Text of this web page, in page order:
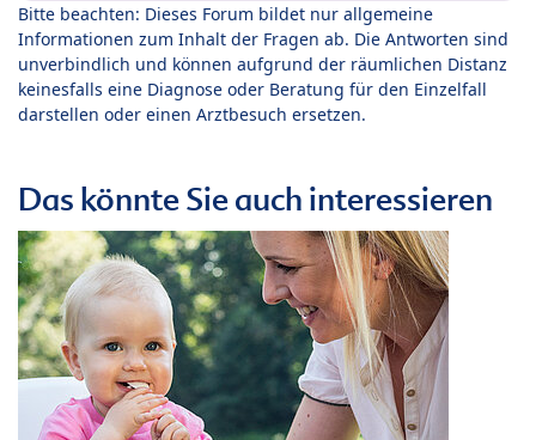
Bitte beachten: Dieses Forum bildet nur allgemeine
Informationen zum Inhalt der Fragen ab. Die Antworten sind
unverbindlich und können aufgrund der räumlichen Distanz
keinesfalls eine Diagnose oder Beratung für den Einzelfall
darstellen oder einen Arztbesuch ersetzen.
Das könnte Sie auch interessieren